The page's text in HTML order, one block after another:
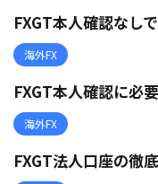
FXGT本人確認なし
海外FX
FXGT本人確認に必
海外FX
FXGT法人口座の徹